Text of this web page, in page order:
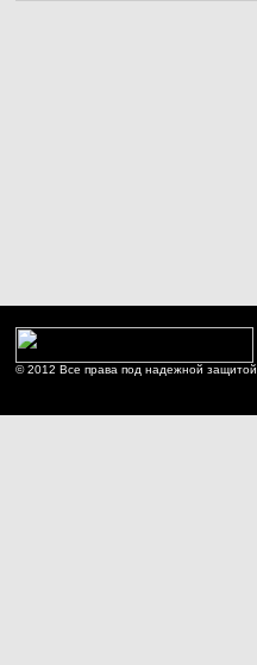
© 2012 Все права под надежной защитой.